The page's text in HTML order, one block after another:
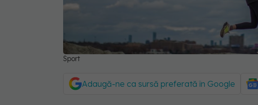
Sport
Adaugă-ne ca sursă preferată în Google